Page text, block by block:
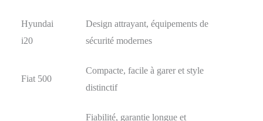
Hyundai
i20
Design attrayant, équipements de
sécurité modernes
Fiat 500
Compacte, facile à garer et style
distinctif
Fiabilité, garantie longue et